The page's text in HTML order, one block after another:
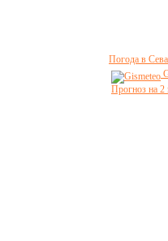
Погода в
Прогноз на 2